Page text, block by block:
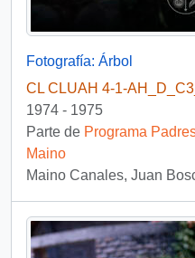
Fotografía: Árbol
CL CLUAH 4-1-
1974 - 1975
Parte de Programa
Maino
Maino Canales, Juan